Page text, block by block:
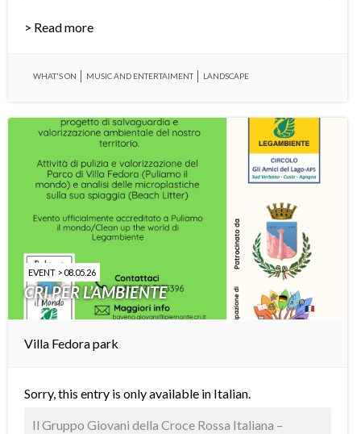
> Read more
WHAT'S ON MUSIC AND ENTERTAIMENT LANDSCAPE
EVENT > 08.05.26
CRI PER L’AMBIENTE
Villa Fedora park
Sorry, this entry is only available in Italian.
Il Gruppo Giovani della Croce Rossa Italiana –